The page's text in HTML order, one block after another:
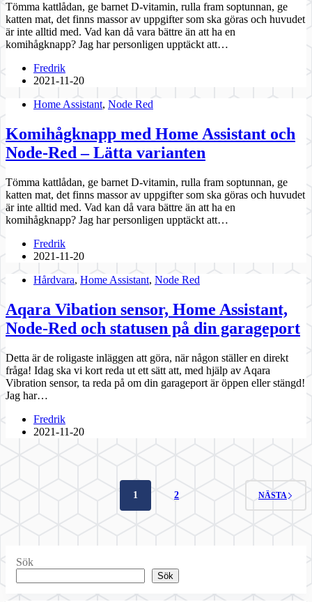
Tömma kattlådan, ge barnet D-vitamin, rulla fram soptunnan, ge
katten mat, det finns massor av uppgifter som ska göras och huvudet
är inte alltid med. Vad kan då vara bättre än att ha en
komihågknapp? Jag har personligen upptäckt att…
Fredrik
2021-11-20
Home Assistant, Node Red
Komihågknapp med Home Assistant och
Node-Red – Lätta varianten
Tömma kattlådan, ge barnet D-vitamin, rulla fram soptunnan, ge
katten mat, det finns massor av uppgifter som ska göras och huvudet
är inte alltid med. Vad kan då vara bättre än att ha en
komihågknapp? Jag har personligen upptäckt att…
Fredrik
2021-11-20
Hårdvara, Home Assistant, Node Red
Aqara Vibation sensor, Home Assistant,
Node-Red och statusen på din garageport
Detta är de roligaste inläggen att göra, när någon ställer en direkt
fråga! Idag ska vi kort reda ut ett sätt att, med hjälp av Aqara
Vibration sensor, ta reda på om din garageport är öppen eller stängd!
Jag har…
Fredrik
2021-11-20
1 2 NÄSTA
Sök
Sök